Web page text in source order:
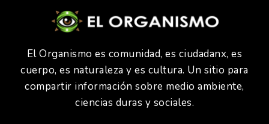
El Organismo es comunidad, es ciudadanx, es
cuerpo, es naturaleza y es cultura. Un sitio para
compartir información sobre medio ambiente,
ciencias duras y sociales.